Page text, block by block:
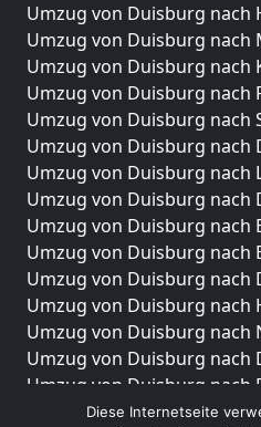
Umzug von Duisburg nach
Umzug von Duisburg nach
Umzug von Duisburg nach
Umzug von Duisburg nach
Umzug von Duisburg nach
Umzug von Duisburg nach
Umzug von Duisburg nach
Umzug von Duisburg nach
Umzug von Duisburg nach
Umzug von Duisburg nach
Umzug von Duisburg nach
Umzug von Duisburg nach
Umzug von Duisburg nach
Umzug von Duisburg nach
Umzug von Duisburg nach
Umzug von Duisburg
Diese Internetseite